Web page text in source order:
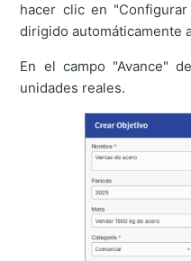
hacer clic en
dirigido automáticamente
En el campo "Avance"
unidades reales.